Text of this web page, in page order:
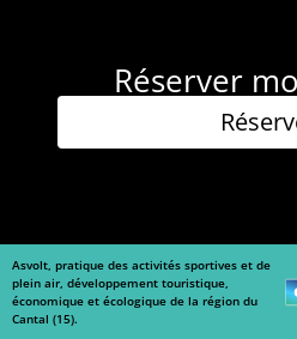
Réserver
Asvolt, pratique des activités sportives et de
plein air, développement touristique,
économique et écologique de la région du
Cantal (15).